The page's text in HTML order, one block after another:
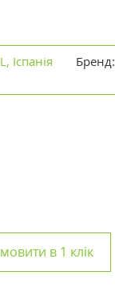
Іспанія Бренд:
в 1 клік